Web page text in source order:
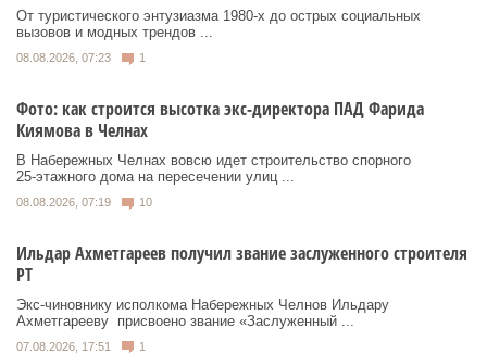
От туристического энтузиазма 1980‑х до острых социальных
вызовов и модных трендов ...
08.08.2026, 07:23 1
Фото: как строится высотка экс-директора ПАД Фарида
Киямова в Челнах
В Набережных Челнах вовсю идет строительство спорного
25‑этажного дома на пересечении улиц ...
08.08.2026, 07:19 10
Ильдар Ахметгареев получил звание заслуженного строителя
РТ
Экс‑чиновнику исполкома Набережных Челнов Ильдару
Ахметгарееву присвоено звание «Заслуженный ...
07.08.2026, 17:51 1